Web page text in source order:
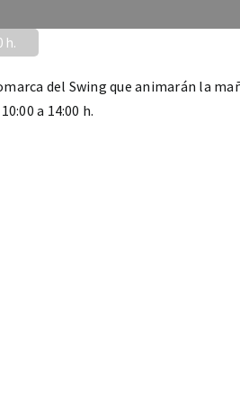
h.
del Swing que animarán la
a 14:00 h.